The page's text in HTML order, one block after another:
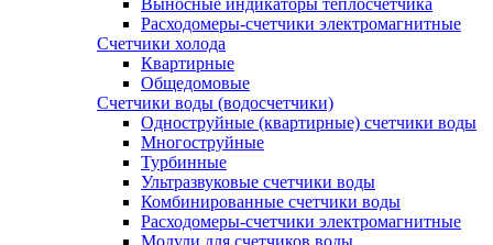
Выносные индикаторы теплосчетчика
Расходомеры-счетчики электромагнитные
Счетчики холода
Квартирные
Общедомовые
Счетчики воды (водосчетчики)
Одноструйные (квартирные) счетчики воды
Многоструйные
Турбинные
Ультразвуковые счетчики воды
Комбинированные счетчики воды
Расходомеры-счетчики электромагнитные
Модули для счетчиков воды